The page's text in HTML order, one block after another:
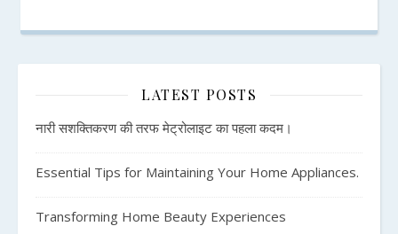
LATEST POSTS
नारी सशक्तिकरण की तरफ मेट्रोलाइट का पहला कदम।
Essential Tips for Maintaining Your Home Appliances.
Transforming Home Beauty Experiences